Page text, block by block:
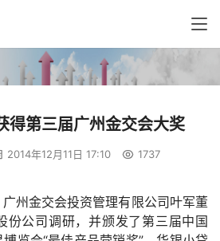
得第三届广州金交会大奖
2014年12月11日 17:10 1737
州金交会投资管理有限公司叶军董
份公司调研，并颁发了第三届中国